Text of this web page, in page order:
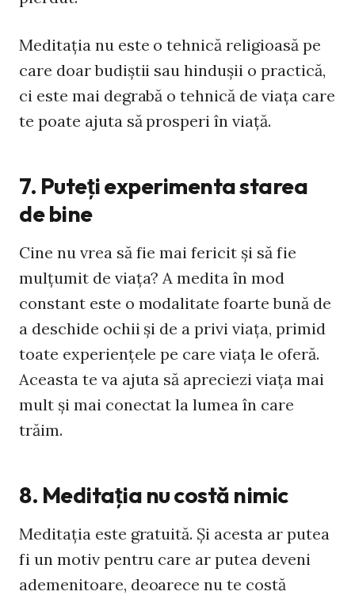
Meditaţia nu este o tehnică religioasă pe
care doar budiştii sau hinduşii o practică,
ci este mai degrabă o tehnică de viaţa care
te poate ajuta să prosperi în viaţă.
7. Puteţi experimenta starea
de bine
Cine nu vrea să fie mai fericit şi să fie
mulţumit de viaţa? A medita în mod
constant este o modalitate foarte bună de
a deschide ochii şi de a privi viaţa, primid
toate experienţele pe care viaţa le oferă.
Aceasta te va ajuta să apreciezi viaţa mai
mult şi mai conectat la lumea în care
trăim.
8. Meditaţia nu costă nimic
Meditaţia este gratuită. Şi acesta ar putea
fi un motiv pentru care ar putea deveni
ademenitoare, deoarece nu te costă